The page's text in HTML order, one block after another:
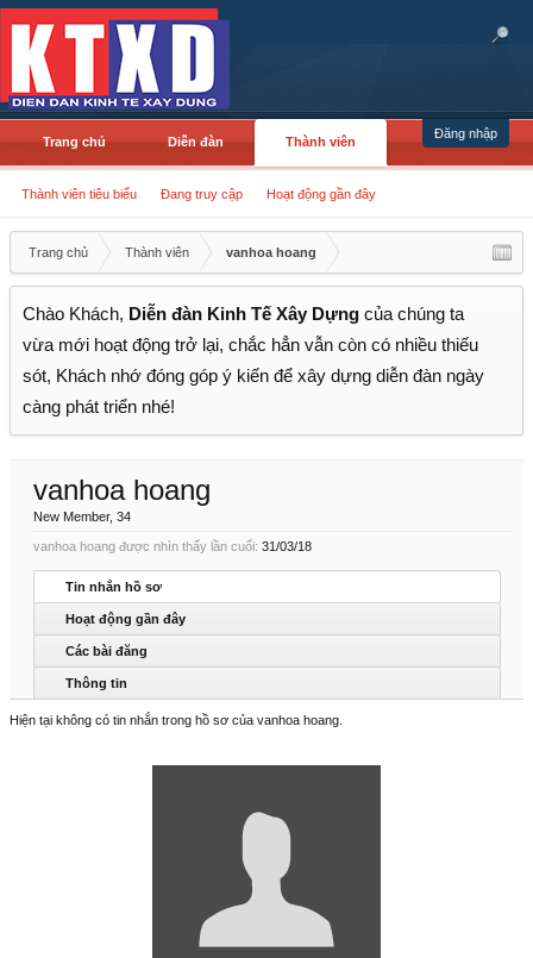
Đăng nhập
Trang chủ Diễn đàn Thành viên
Thành viên tiêu biểu Đang truy cập Hoạt động gần đây
Trang chủ Thành viên vanhoa hoang
Chào Khách, Diễn đàn Kinh Tế Xây Dựng của chúng ta
vừa mới hoạt động trở lại, chắc hẳn vẫn còn có nhiều thiếu
sót, Khách nhớ đóng góp ý kiến để xây dựng diễn đàn ngày
càng phát triển nhé!
vanhoa hoang
New Member, 34
vanhoa hoang được nhìn thấy lần cuối: 31/03/18
Tin nhắn hồ sơ
Hoạt động gần đây
Các bài đăng
Thông tin
Hiện tại không có tin nhắn trong hồ sơ của vanhoa hoang.